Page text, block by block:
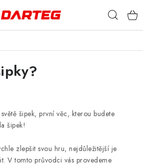
šipek, první věc, kterou budete
šipek!
zlepšit svou hru, nejdůležitější je
V tomto průvodci vás provedeme